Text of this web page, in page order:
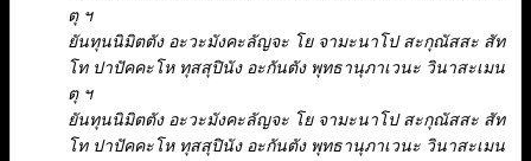
ตุ ฯ
ยันทุนนิมิตตัง อะวะมังคะลัญจะ โย จามะนาโป สะกุณัสสะ สัท
โท ปาปัคคะโห ทุสสุปินัง อะกันตัง พุทธานุภาเวนะ วินาสะเมน
ตุ ฯ
ยันทุนนิมิตตัง อะวะมังคะลัญจะ โย จามะนาโป สะกุณัสสะ สัท
โท ปาปัคคะโห ทุสสุปินัง อะกันตัง พุทธานุภาเวนะ วินาสะเมน